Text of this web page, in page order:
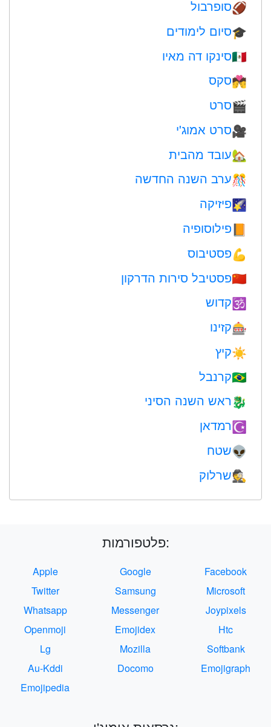
🏈סופרבול
🎓סיום לימודים
🇲🇽סינקו דה מאיו
💏סקס
🎬סרט
🎥סרט אמוג'י
🏡עובד מהבית
🎊ערב השנה החדשה
🌠פיזיקה
📙 פילוסופיה
💪פסטיבוס
🇨🇳פסטיבל סירות הדרקון
🕉קדוש
🎰קזינו
☀️קיץ
🇧🇷קרנבל
🐉 ראש השנה הסיני
☪️ רמדאן
👽שטח
🕵️שרלוק
פלטפורמות:
Apple Google
Facebook
Twitter
Samsung
Microsoft
Whatsapp
Messenger
Joypixels
Openmoji
Emojidex
Htc
Lg
Mozilla
Softbank
Au-Kddi
Docomo
Emojigraph
Emojipedia